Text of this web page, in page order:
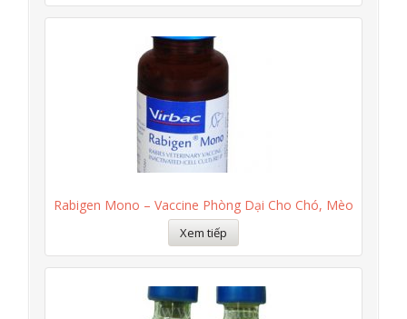
Rabigen Mono – Vaccine Phòng Dại Cho Chó, Mèo
Xem tiếp